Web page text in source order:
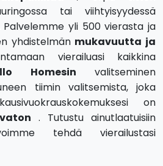
tai viihtyisyydessä
yli 500 vierasta ja
yhdistelmän mukavuutta ja
vierailuasi kaikkina
Homesin valitseminen
tiimin valitsemista, joka
on
. Tutustu ainutlaatuisiin
tehdä vierailustasi